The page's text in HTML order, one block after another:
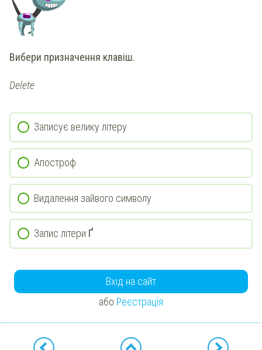
Вибери призначення клавіш.
Delete
Записує велику літеру
Апостроф
Видалення зайвого символу
Запис літери Ґ
Вхід на сайт
або Реєстрація